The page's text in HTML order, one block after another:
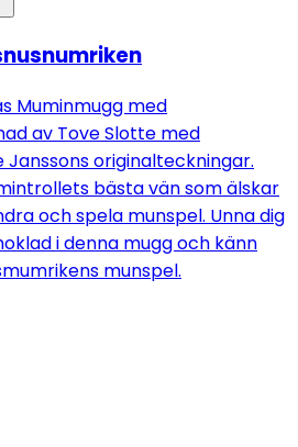
Muminmugg med
av Tove Slotte med
originalteckningar.
bästa vän som älskar
och spela munspel. Unna dig
i denna mugg och känn
munspel.